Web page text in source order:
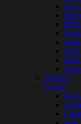
Les
EHPAD
Lycées